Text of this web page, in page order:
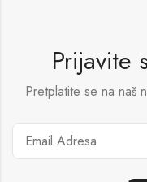
Prijavite
Pretplatite se na naš